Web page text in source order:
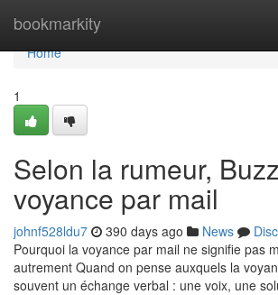
bookmarkity
Home
Home
1
Selon la rumeur,
voyance par mail
johnf528ldu7 390 days ago News
Pourquoi la voyance par mail ne signifie pas
autrement Quand on pense auxquels la
souvent un échange verbal : une voix, une